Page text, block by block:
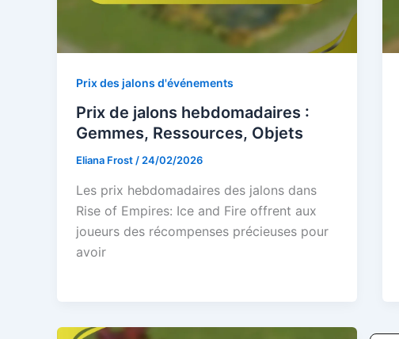
Prix des jalons d'événements
Prix de jalons hebdomadaires :
Gemmes, Ressources, Objets
Eliana Frost/24/02/2026
Les prix hebdomadaires des jalons dans
Rise of Empires: Ice and Fire offrent aux
joueurs des récompenses précieuses pour
avoir